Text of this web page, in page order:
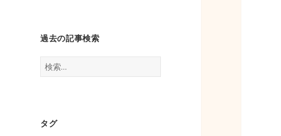
ブ
過去の記事検索
検
索:
タグ